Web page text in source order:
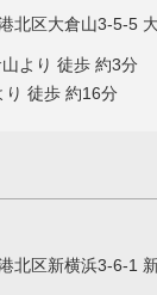
北区大倉山3-5-5
より 徒歩 約3分
り 徒歩 約16分
北区新横浜3-6-1